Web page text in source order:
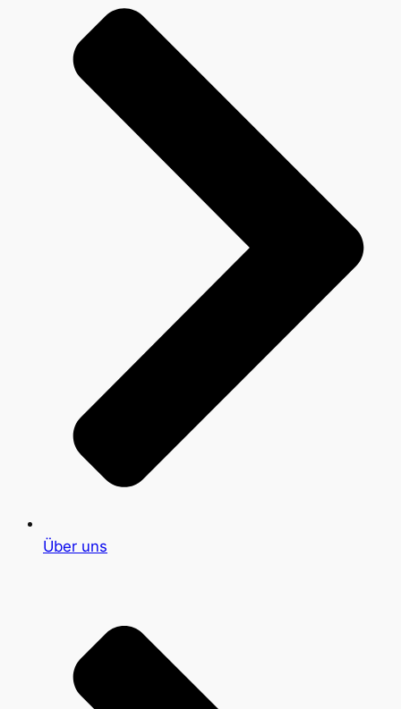
Über uns